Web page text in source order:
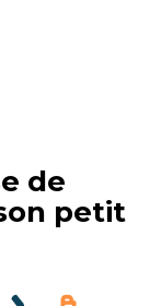
de
petit